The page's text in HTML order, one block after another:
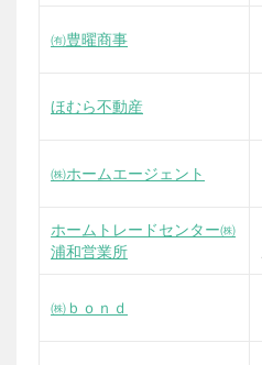
㈲豊曜商事
ほむら不動産
㈱ホームエージェント
ホームトレードセンター㈱
浦和営業所
㈱ｂｏｎｄ